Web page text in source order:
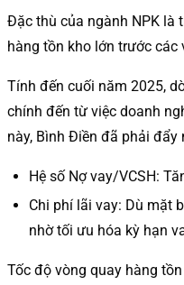
Đặc thù của ngành NPK là
hàng tồn kho lớn trước các
Tính đến cuối năm 2025,
chính đến từ việc doanh
này, Bình Điền đã phải đẩy
Hệ số Nợ vay/VCSH:
Chi phí lãi vay: Dù mặt
nhờ tối ưu hóa kỳ hạn
Tốc độ vòng quay hàng